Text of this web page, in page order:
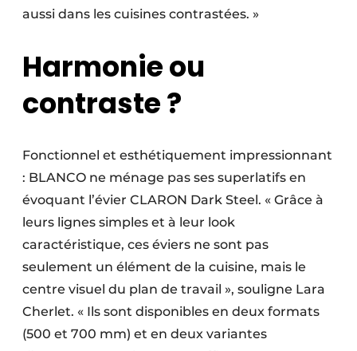
aussi dans les cuisines contrastées. »
Harmonie ou
contraste ?
Fonctionnel et esthétiquement impressionnant
: BLANCO ne ménage pas ses superlatifs en
évoquant l’évier CLARON Dark Steel. « Grâce à
leurs lignes simples et à leur look
caractéristique, ces éviers ne sont pas
seulement un élément de la cuisine, mais le
centre visuel du plan de travail », souligne Lara
Cherlet. « Ils sont disponibles en deux formats
(500 et 700 mm) et en deux variantes